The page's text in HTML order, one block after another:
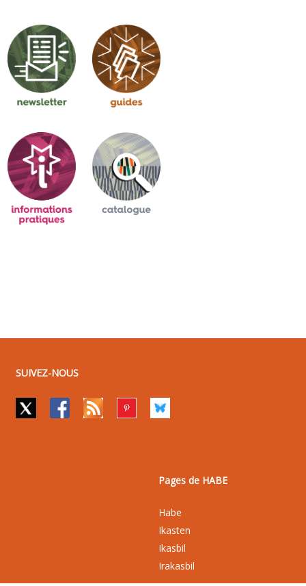
SUIVEZ-NOUS
Pages de HABE
Habe
Ikasten
Ikasbil
Irakasbil